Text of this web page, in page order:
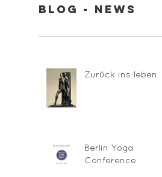
BLOG - NEWS
Zurück ins leben
Berlin Yoga
Conference